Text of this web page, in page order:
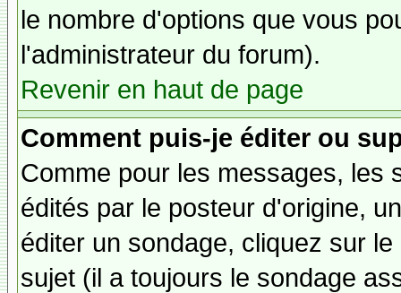
le nombre d'options que vous
l'administrateur du forum).
Revenir en haut de page
Comment puis-je éditer ou
Comme pour les messages, les
édités par le posteur d'origine,
éditer un sondage, cliquez sur
sujet (il a toujours le sondage